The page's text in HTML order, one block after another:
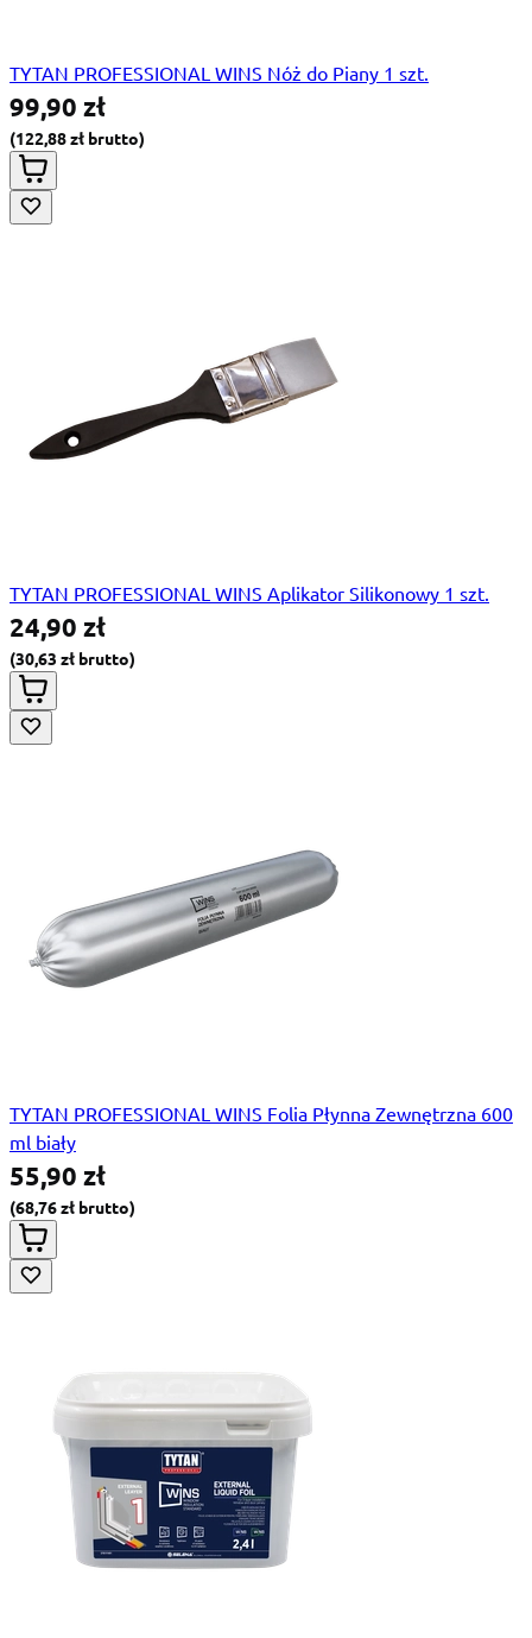
TYTAN PROFESSIONAL WINS Nóż do Piany 1 szt.
122,88 zł
99,90 zł
TYTAN PROFESSIONAL WINS Aplikator Silikonowy 1 szt.
30,63 zł
24,90 zł
TYTAN PROFESSIONAL WINS Folia Płynna Zewnętrzna 600
ml biały
Special Price
68,76 zł
55,90 zł